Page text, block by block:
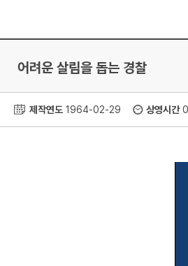
어려운 살림을 돕는 경찰
제작연도 1964-02-29 상영시간